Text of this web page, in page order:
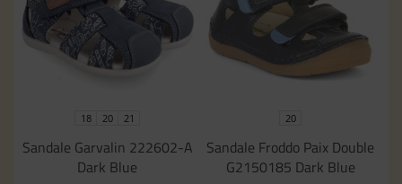
18 20 21
Sandale Garvalin 222602-A
Dark Blue
20
Sandale Froddo Paix Double
G2150185 Dark Blue